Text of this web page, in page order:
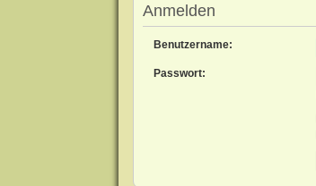
Anmelden
Benutzername:
Passwort: